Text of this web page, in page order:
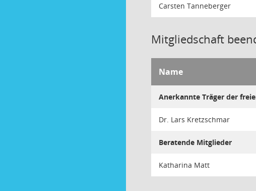
Carsten Tanneberger
Mitgliedschaft
Name
Anerkannte Träger der
Dr. Lars Kretzschmar
Beratende Mitglieder
Katharina Matt